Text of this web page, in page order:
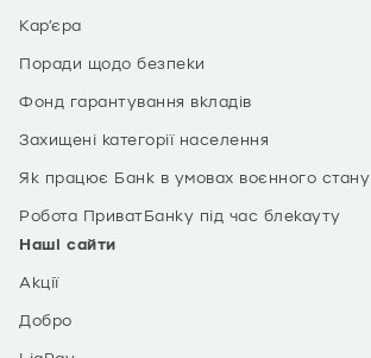
Кар’єра
Поради щодо безпеки
Фонд гарантування вкладів
Захищені категорії населення
Як працює Банк в умовах воєнного стану
Робота ПриватБанку під час блекауту
Наші сайти
Акції
Добро